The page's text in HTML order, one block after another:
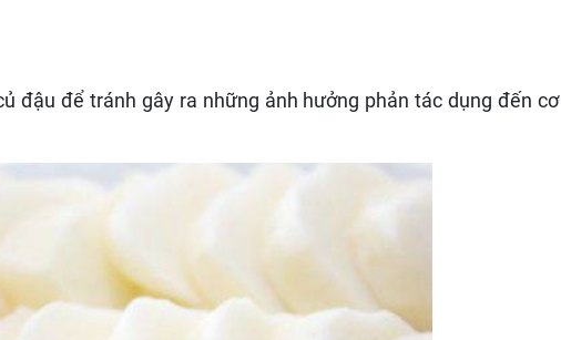
đậu để tránh gây ra những ảnh hưởng phản tác dụng đến cơ